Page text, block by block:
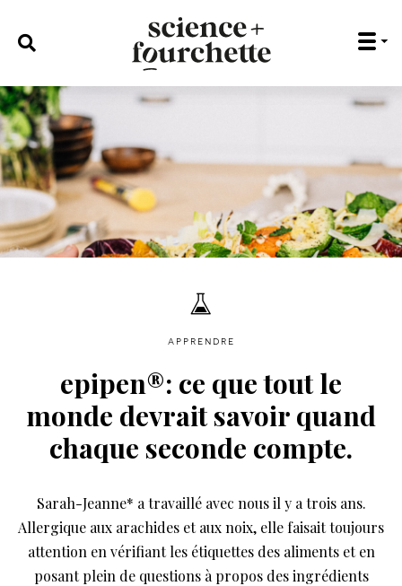
rechercher :
apprendre
epipen®: ce que tout le
monde devrait savoir quand
chaque seconde compte.
Sarah-Jeanne* a travaillé avec nous il y a trois ans.
Allergique aux arachides et aux noix, elle faisait toujours
attention en vérifiant les étiquettes des aliments et en
posant plein de questions à propos des ingrédients